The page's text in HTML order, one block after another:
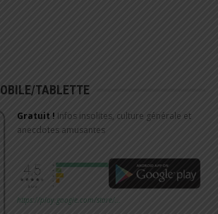
TABLETTE
Gratuit ! Infos insolites, culture générale et
anecdotes amusantes
https://play.google.com/store/…